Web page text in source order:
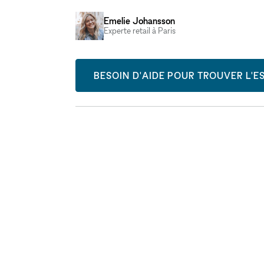
Emelie Johansson
Experte retail à Paris
BESOIN D'AIDE POUR TROUVER